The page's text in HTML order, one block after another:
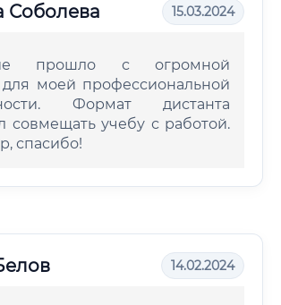
Соболева 15.03.2024
прошло с огромной
для моей профессиональной
Формат дистанта
совмещать учебу с работой.
спасибо!
14.02.2024